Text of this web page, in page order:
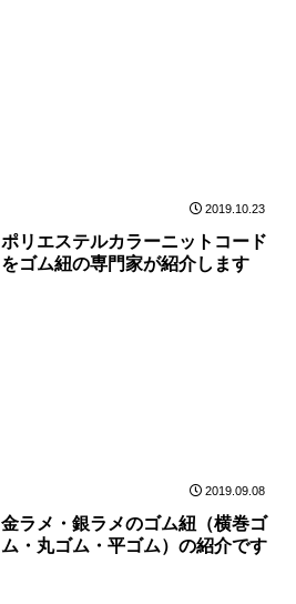
2019.10.23
ポリエステルカラーニットコード
をゴム紐の専門家が紹介します
2019.09.08
金ラメ・銀ラメのゴム紐（横巻ゴ
ム・丸ゴム・平ゴム）の紹介です